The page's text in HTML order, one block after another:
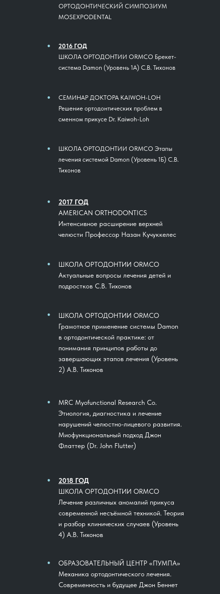
ОРТОДОНТИЧЕСКИЙ СИМПОЗИУМ
MOSEXPODENTAL
2016 ГОД
ШКОЛА ОРТОДОНТИИ ORMCO Брекет-
система Damon (Уровень 1А) С.В. Тихонов
●
СЕМИНАР ДОКТОРА KAIWOH-LOH
Решение ортодонтических проблем в
сменном прикусе Dr. Kaiwoh-Loh
●
ШКОЛА ОРТОДОНТИИ ORMCO Этапы
лечения системой Damon (Уровень 1Б) С.В.
Тихонов
●
2017 ГОД
AMERICAN ORTHODONTICS
Интенсивное расширение верхней
челюсти Профессор Назан Кучуккелес
●
ШКОЛА ОРТОДОНТИИ ORMCO
Актуальные вопросы лечения детей и
подростков С.В. Тихонов
●
ШКОЛА ОРТОДОНТИИ ORMCO
Грамотное применение системы Damon
в ортодонтической практике: от
понимания принципов работы до
завершающих этапов лечения (Уровень
2) А.В. Тихонов
●
MRC Myofunctional Research Co.
Этиология, диагностика и лечение
нарушений челюстно-лицевого развития.
Миофункциональный подход Джон
Флаттер (Dr. John Flutter)
●
2018 ГОД
ШКОЛА ОРТОДОНТИИ ORMCO
Лечение различных аномалий прикуса
современной несъёмной техникой. Теория
и разбор клинических случаев (Уровень
4) А.В. Тихонов
●
ОБРАЗОВАТЕЛЬНЫЙ ЦЕНТР «ПУМПА»
Механика ортодонтического лечения.
Современность и будущее Джон Беннет
●